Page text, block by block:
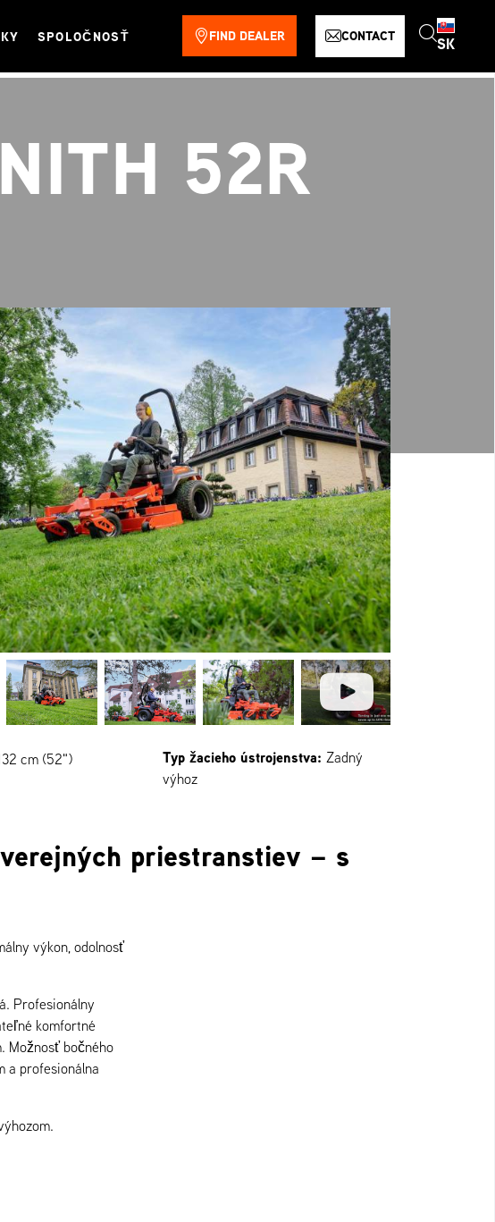
SPOLOČNOSŤ FIND DEALER CONTACT SK
52R
cm (52") Typ žacieho ústrojenstva: Zadný
výhoz
priestranstiev – s
výkon, odolnosť
Profesionálny
komfortné
Možnosť bočného
a profesionálna